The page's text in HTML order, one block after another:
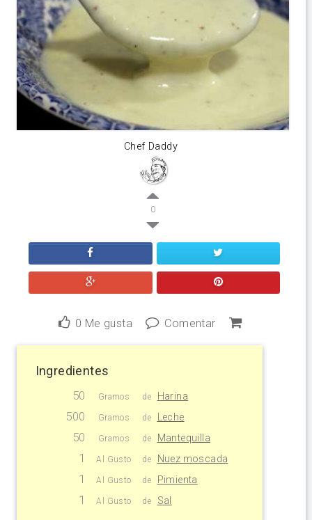
Chef Daddy
0
0 Me gusta Comentar
Ingredientes
50 Gramos de Harina
500 Gramos de Leche
50 Gramos de Mantequilla
1 Al Gusto de Nuez moscada
1 Al Gusto de Pimienta
1 Al Gusto de Sal